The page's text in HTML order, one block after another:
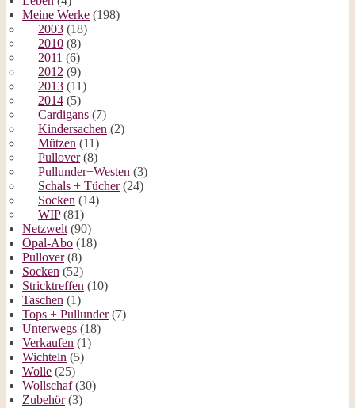
Meine Werke (198)
2003 (18)
2010 (8)
2011 (6)
2012 (9)
2013 (11)
2014 (5)
Cardigans (7)
Kindersachen (2)
Mützen (11)
Pullover(8)
Pullunder+Westen (3)
Schals + Tücher(24)
Socken (14)
WIP(81)
Netzwelt (90)
Opal-Abo (18)
Pullover(8)
Socken (52)
Stricktreffen (10)
Taschen (1)
Tops + Pullunder(7)
Unterwegs (18)
Verkaufen (1)
Wichteln (5)
Wolle (25)
Wollschaf(30)
Zubehör(3)